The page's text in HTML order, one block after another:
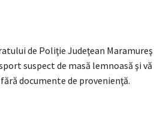
de Poliţie Judeţean Maramureş
suspect de masă lemnoasă şi vă
documente de provenienţă.